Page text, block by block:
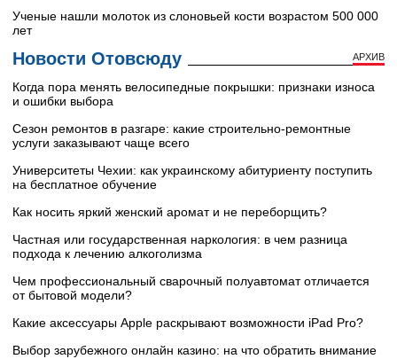
Ученые нашли молоток из слоновьей кости возрастом 500 000
лет
Новости Отовсюду АРХИВ
Когда пора менять велосипедные покрышки: признаки износа
и ошибки выбора
Сезон ремонтов в разгаре: какие строительно-ремонтные
услуги заказывают чаще всего
Университеты Чехии: как украинскому абитуриенту поступить
на бесплатное обучение
Как носить яркий женский аромат и не переборщить?
Частная или государственная наркология: в чем разница
подхода к лечению алкоголизма
Чем профессиональный сварочный полуавтомат отличается
от бытовой модели?
Какие аксессуары Apple раскрывают возможности iPad Pro?
Выбор зарубежного онлайн казино: на что обратить внимание